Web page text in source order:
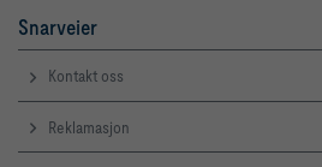
Snarveier
Kontakt oss
Reklamasjon